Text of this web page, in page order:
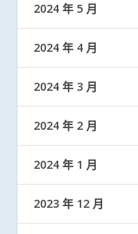
2024 年 5 月
2024 年 4 月
2024 年 3 月
2024 年 2 月
2024 年 1 月
2023 年 12 月